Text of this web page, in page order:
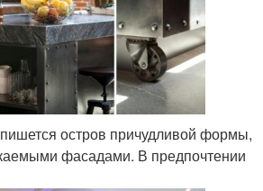
остров причудливой формы,
фасадами. В предпочтении